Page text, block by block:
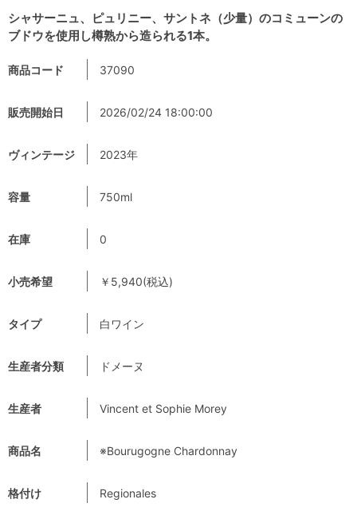
シャサーニュ、ピュリニー、サントネ（少量）のコミューンの
ブドウを使用し樽熟から造られる1本。
商品コード 37090
販売開始日 2026/02/24 18:00:00
ヴィンテージ 2023年
容量 750ml
在庫 0
小売希望 ￥5,940(税込)
タイプ 白ワイン
生産者分類 ドメーヌ
生産者 Vincent et Sophie Morey
商品名 ※Bourugogne Chardonnay
格付け Regionales